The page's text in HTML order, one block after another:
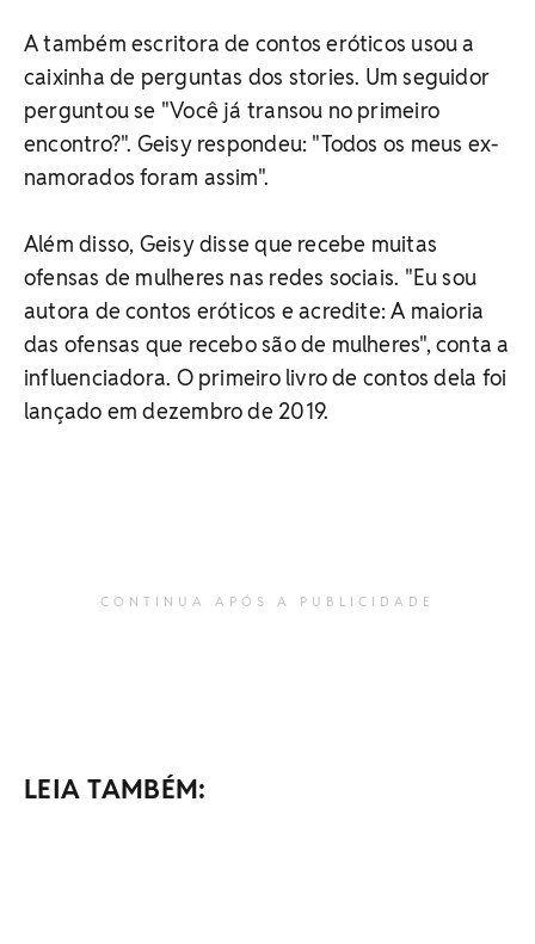
A também escritora de contos eróticos usou a
caixinha de perguntas dos stories. Um seguidor
perguntou se "Você já transou no primeiro
encontro?". Geisy respondeu: "Todos os meus ex-
namorados foram assim".
Além disso, Geisy disse que recebe muitas
ofensas de mulheres nas redes sociais. "Eu sou
autora de contos eróticos e acredite: A maioria
das ofensas que recebo são de mulheres", conta a
influenciadora. O primeiro livro de contos dela foi
lançado em dezembro de 2019.
CONTINUA APÓS A PUBLICIDADE
LEIA TAMBÉM: